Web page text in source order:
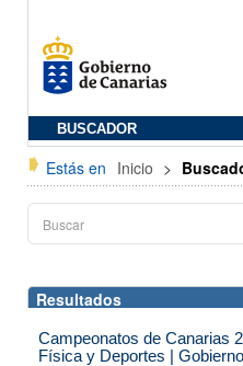
BUSCADOR
Estás en Inicio >
Resultados
Campeonatos de Canarias
Física y Deportes |